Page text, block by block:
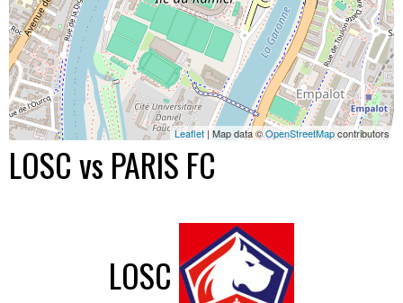
Leaflet | Map data ©OpenStreetMapcontributors
LOSC vs PARIS FC
LOSC